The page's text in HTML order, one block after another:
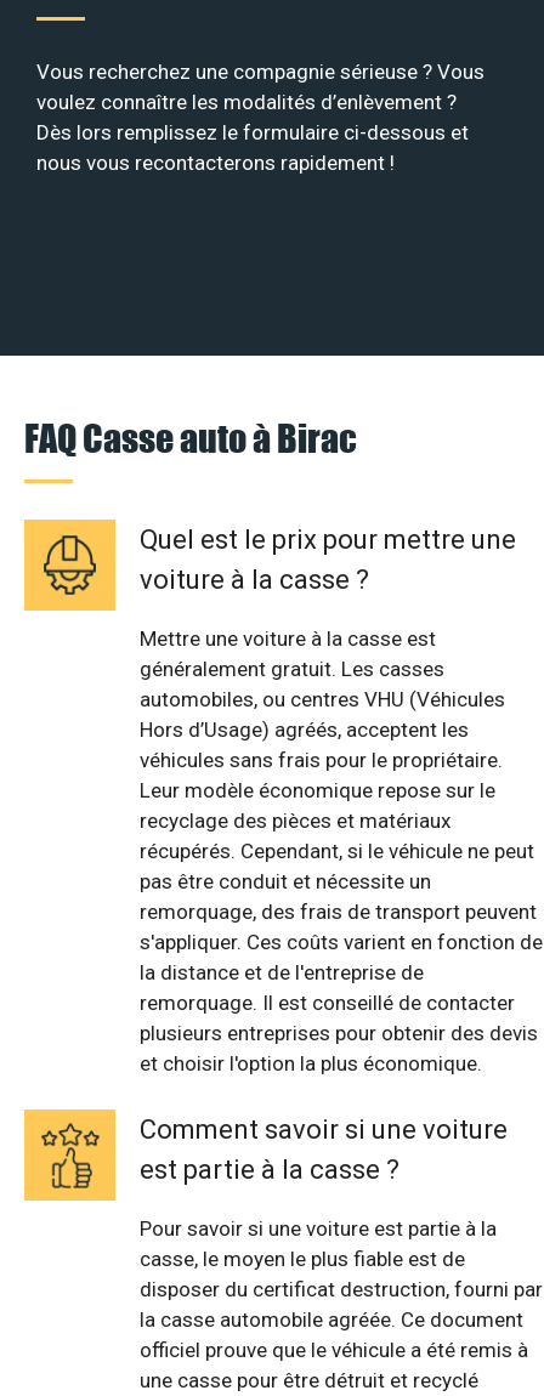
Vous recherchez une compagnie sérieuse ? Vous
voulez connaître les modalités d’enlèvement ?
Dès lors remplissez le formulaire ci-dessous et
nous vous recontacterons rapidement !
FAQ Casse auto à Birac
Quel est le prix pour mettre une
voiture à la casse ?
Mettre une voiture à la casse est
généralement gratuit. Les casses
automobiles, ou centres VHU (Véhicules
Hors d’Usage) agréés, acceptent les
véhicules sans frais pour le propriétaire.
Leur modèle économique repose sur le
recyclage des pièces et matériaux
récupérés. Cependant, si le véhicule ne peut
pas être conduit et nécessite un
remorquage, des frais de transport peuvent
s'appliquer. Ces coûts varient en fonction de
la distance et de l'entreprise de
remorquage. Il est conseillé de contacter
plusieurs entreprises pour obtenir des devis
et choisir l'option la plus économique.
Comment savoir si une voiture
est partie à la casse ?
Pour savoir si une voiture est partie à la
casse, le moyen le plus fiable est de
disposer du certificat destruction, fourni par
la casse automobile agréée. Ce document
officiel prouve que le véhicule a été remis à
une casse pour être détruit et recyclé